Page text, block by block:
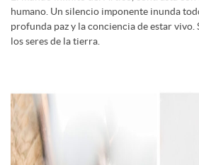
humano. Un silencio imponente inunda
profunda paz y la conciencia de estar vivo.
los seres de la tierra.